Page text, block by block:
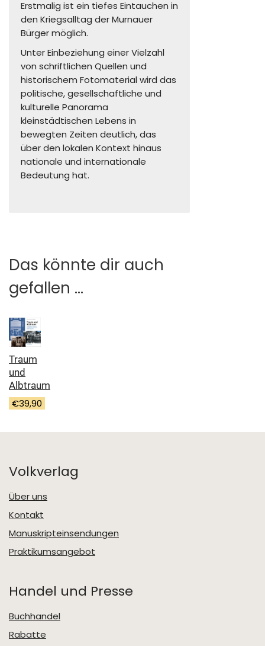
Erstmalig ist ein tiefes Eintauchen in
den Kriegsalltag der Murnauer
Bürger möglich.
Unter Einbeziehung einer Vielzahl
von schriftlichen Quellen und
historischem Fotomaterial wird das
politische, gesellschaftliche und
kulturelle Panorama
kleinstädtischen Lebens in
bewegten Zeiten deutlich, das
über den lokalen Kontext hinaus
nationale und internationale
Bedeutung hat.
Das könnte dir auch
gefallen …
Traum
und
Albtraum
€39,90
Volkverlag
Über uns
Kontakt
Manuskripteinsendungen
Praktikumsangebot
Handel und Presse
Buchhandel
Rabatte